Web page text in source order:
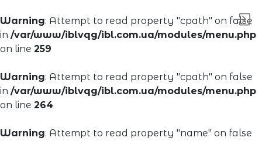
Warning: Attempt to read property "cpath" on false
in /var/www/iblvqg/ibl.com.ua/modules/menu.php
on line 259
Warning: Attempt to read property "cpath" on false
in /var/www/iblvqg/ibl.com.ua/modules/menu.php
on line 264
Warning: Attempt to read property "name" on false